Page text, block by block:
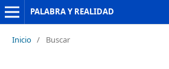
PALABRA Y REALIDAD
Inicio / Buscar